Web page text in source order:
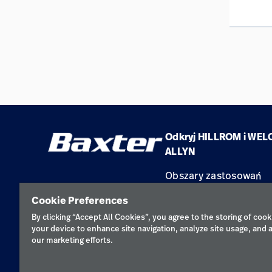
Odkryj HILLROM i
ALLYN
Obszary zastosowań
Serwis
Cookie Preferences
By clicking “Accept All Cookies”, you agree to the storing of
your device to enhance site navigation, analyze site usage, and
our marketing efforts.